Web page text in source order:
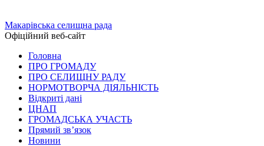
Макарівська селищна рада
Офіційний веб-сайт
Головна
ПРО ГРОМАДУ
ПРО СЕЛИЩНУ РАДУ
НОРМОТВОРЧА ДІЯЛЬНІСТЬ
Відкриті дані
ЦНАП
ГРОМАДСЬКА УЧАСТЬ
Прямий зв’язок
Новини